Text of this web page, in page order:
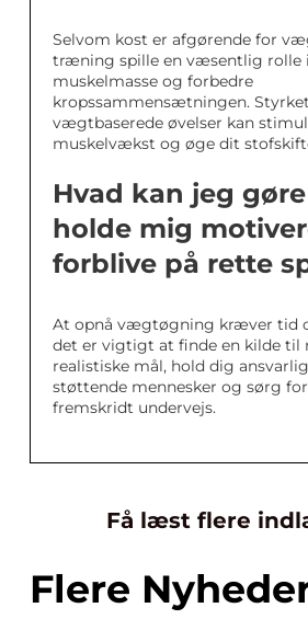
Selvom kost er afgørende for
træning spille en væsentlig rolle
muskelmasse og forbedre
kropssammensætningen.
vægtbaserede øvelser kan
muskelvækst og øge dit
Hvad kan jeg
holde mig
forblive på rette
At opnå vægtøgning kræver tid
det er vigtigt at finde en kilde
realistiske mål, hold dig
støttende mennesker og sørg
fremskridt undervejs.
Få læst flere
Flere